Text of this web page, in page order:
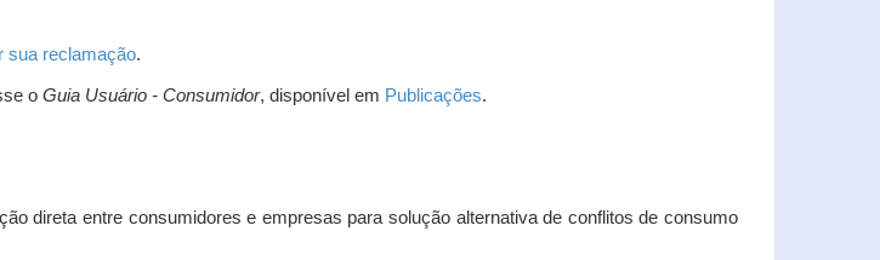
sua reclamação.
o Guia Usuário - Consumidor, disponível em Publicações.
direta entre consumidores e empresas para solução alternativa de conflitos de consumo